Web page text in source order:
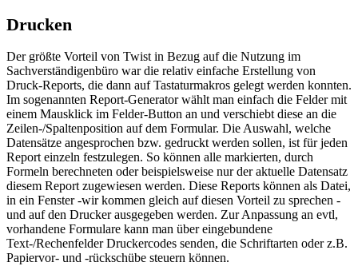
Drucken
Der größte Vorteil von Twist in Bezug auf die Nutzung im
Sachverständigenbüro war die relativ einfache Erstellung von
Druck-Reports, die dann auf Tastaturmakros gelegt werden konnten.
Im sogenannten Report-Generator wählt man einfach die Felder mit
einem Mausklick im Felder-Button an und verschiebt diese an die
Zeilen-/Spaltenposition auf dem Formular. Die Auswahl, welche
Datensätze angesprochen bzw. gedruckt werden sollen, ist für jeden
Report einzeln festzulegen. So können alle markierten, durch
Formeln berechneten oder beispielsweise nur der aktuelle Datensatz
diesem Report zugewiesen werden. Diese Reports können als Datei,
in ein Fenster -wir kommen gleich auf diesen Vorteil zu sprechen -
und auf den Drucker ausgegeben werden. Zur Anpassung an evtl,
vorhandene Formulare kann man über eingebundene
Text-/Rechenfelder Druckercodes senden, die Schriftarten oder z.B.
Papiervor- und -rückschübe steuern können.